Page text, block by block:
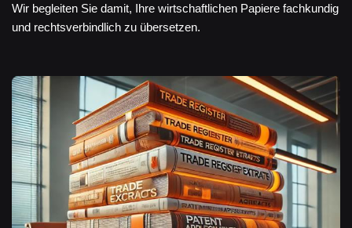
Wir begleiten Sie damit, Ihre wirtschaftlichen Papiere fachkundig
und rechtsverbindlich zu übersetzen.